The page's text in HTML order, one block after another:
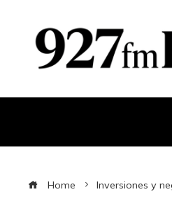
Home
Inversiones y